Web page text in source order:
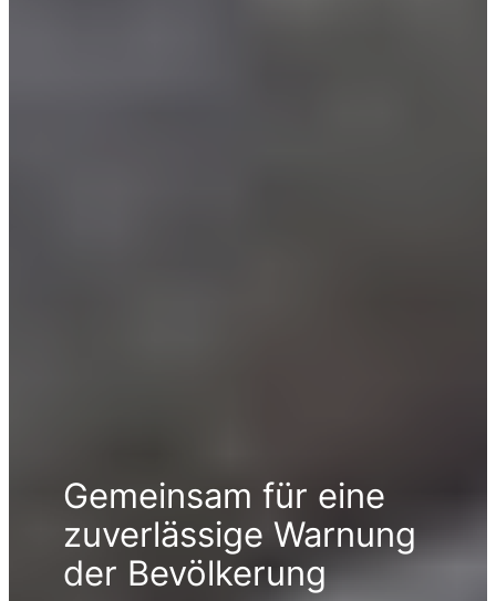
Gemeinsam für eine
zuverlässige Warnung
der Bevölkerung